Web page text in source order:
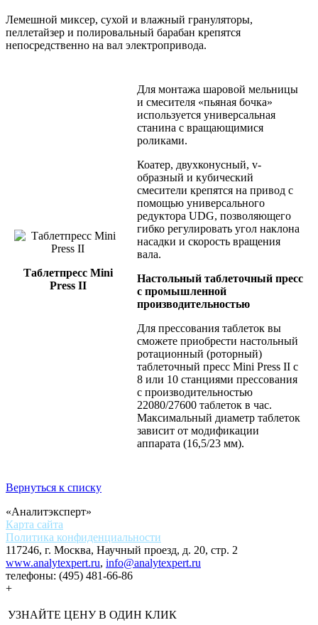
Лемешной миксер, сухой и влажный грануляторы,
пеллетайзер и полировальный барабан крепятся
непосредственно на вал электропривода.
Таблетпресс Mini
Press II
Для монтажа шаровой мельницы
и смесителя «пьяная бочка»
используется универсальная
станина с вращающимися
роликами.
Коатер, двухконусный, v-
образный и кубический
смесители крепятся на привод с
помощью универсального
редуктора UDG, позволяющего
гибко регулировать угол наклона
насадки и скорость вращения
вала.
Настольный таблеточный пресс
с промышленной
производительностью
Для прессования таблеток вы
сможете приобрести настольный
ротационный (роторный)
таблеточный пресс Mini Press II с
8 или 10 станциями прессования
с производительностью
22080/27600 таблеток в час.
Максимальный диаметр таблеток
зависит от модификации
аппарата (16,5/23 мм).
Вернуться к списку
«Аналитэксперт»
Карта сайта
Политика конфиденциальности
117246, г. Москва, Научный проезд, д. 20, стр. 2
www.analytexpert.ru, info@analytexpert.ru
телефоны: (495) 481-66-86
+
УЗНАЙТЕ ЦЕНУ В ОДИН КЛИК